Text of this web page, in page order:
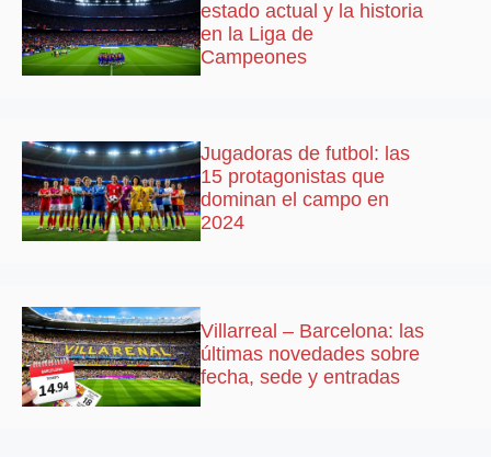
estado actual y la historia
en la Liga de
Campeones
Jugadoras de futbol: las
15 protagonistas que
dominan el campo en
2024
Villarreal – Barcelona: las
últimas novedades sobre
fecha, sede y entradas